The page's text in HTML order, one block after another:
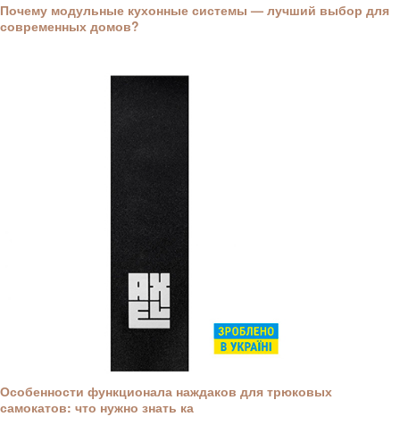
Почему модульные кухонные системы — лучший выбор для
современных домов?
Особенности функционала наждаков для трюковых
самокатов: что нужно знать ка